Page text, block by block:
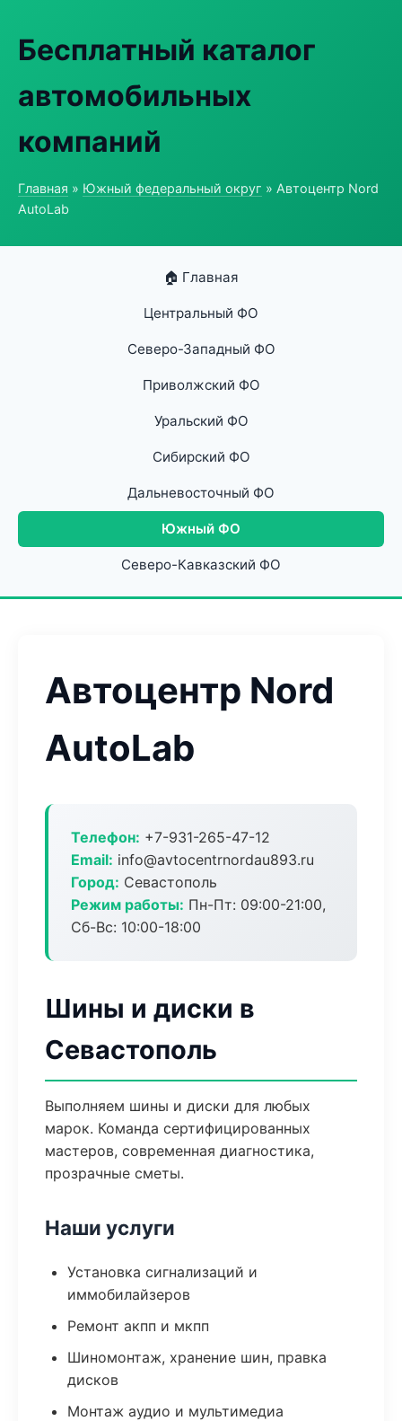
Бесплатный каталог
автомобильных
компаний
Главная » Южный федеральный округ » Автоцентр Nord
AutoLab
🏠 Главная
Центральный ФО
Северо-Западный ФО
Приволжский ФО
Уральский ФО
Сибирский ФО
Дальневосточный ФО
Южный ФО
Северо-Кавказский ФО
Автоцентр Nord
AutoLab
Телефон: +7-931-265-47-12
Email: info@avtocentrnordau893.ru
Город: Севастополь
Режим работы: Пн-Пт: 09:00-21:00,
Сб-Вс: 10:00-18:00
Шины и диски в
Севастополь
Выполняем шины и диски для любых
марок. Команда сертифицированных
мастеров, современная диагностика,
прозрачные сметы.
Наши услуги
Установка сигнализаций и
иммобилайзеров
Ремонт акпп и мкпп
Шиномонтаж, хранение шин, правка
дисков
Монтаж аудио и мультимедиа